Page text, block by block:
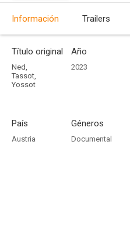
Información Trailers
Título original
Ned,
Tassot,
Yossot
Año
2023
País
Austria
Géneros
Documental